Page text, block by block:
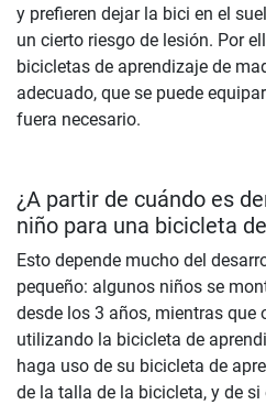
y prefieren dejar la bici en el
un cierto riesgo de lesión. Por
bicicletas de aprendizaje de
adecuado, que se puede
fuera necesario.
¿A partir de cuándo es
niño para una bicicleta
Esto depende mucho del
pequeño: algunos niños se
desde los 3 años, mientras que
utilizando la bicicleta de
haga uso de su bicicleta de
de la talla de la bicicleta, y de